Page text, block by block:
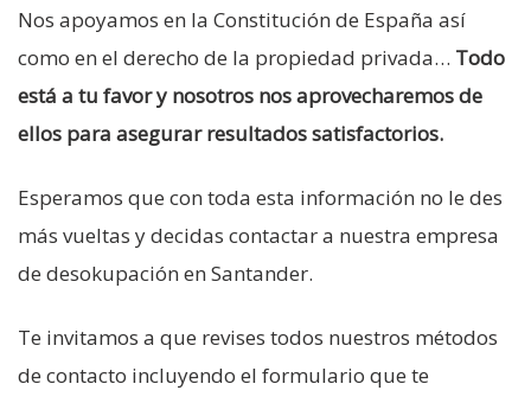
Nos apoyamos en la Constitución de España así
como en el derecho de la propiedad privada… Todo
está a tu favor y nosotros nos aprovecharemos de
ellos para asegurar resultados satisfactorios.
Esperamos que con toda esta información no le des
más vueltas y decidas contactar a nuestra empresa
de desokupación en Santander.
Te invitamos a que revises todos nuestros métodos
de contacto incluyendo el formulario que te